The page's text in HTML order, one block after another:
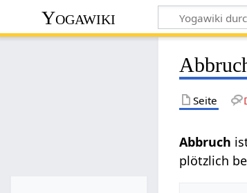
Yogawiki
Seite
Abbruch
plötzlich